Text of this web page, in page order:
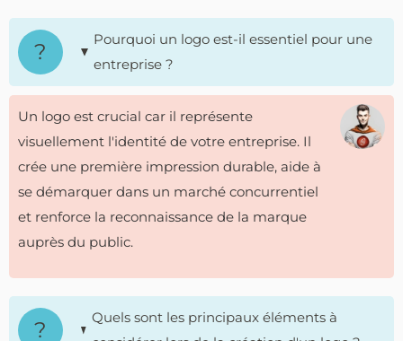
Pourquoi un logo est-il essentiel pour une
entreprise ?
Un logo est crucial car il représente
visuellement l'identité de votre entreprise. Il
crée une première impression durable, aide à
se démarquer dans un marché concurrentiel
et renforce la reconnaissance de la marque
auprès du public.
Quels sont les principaux éléments à